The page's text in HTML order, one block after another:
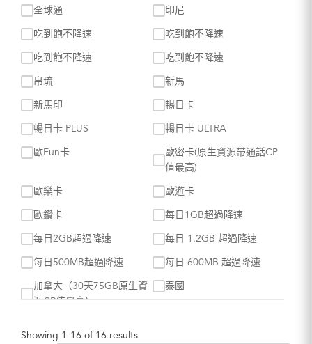
全球通 印尼
吃到飽不降速 吃到飽不降速
吃到飽不降速 吃到飽不降速
帛琉 新馬
新馬印 暢日卡
暢日卡 PLUS 暢日卡 ULTRA
歐Fun卡
歐密卡(原生資源帶通話CP
值最高)
歐樂卡 歐遊卡
歐鑽卡 每日1GB超過降速
每日2GB超過降速 每日 1.2GB 超過降速
每日500MB超過降速 每日 600MB 超過降速
加拿大（30天75GB原生資
源CP值最高）
泰國
Showing 1-16 of 16 results